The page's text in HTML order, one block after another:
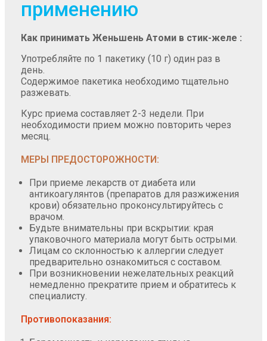
применению
Как принимать Женьшень Атоми в стик-желе :
Употребляйте по 1 пакетику (10 г) один раз в
день.
Содержимое пакетика необходимо тщательно
разжевать.
Курс приема составляет 2-3 недели. При
необходимости прием можно повторить через
месяц.
МЕРЫ ПРЕДОСТОРОЖНОСТИ:
При приеме лекарств от диабета или
антикоагулянтов (препаратов для разжижения
крови) обязательно проконсультируйтесь с
врачом.
Будьте внимательны при вскрытии: края
упаковочного материала могут быть острыми.
Лицам со склонностью к аллергии следует
предварительно ознакомиться с составом.
При возникновении нежелательных реакций
немедленно прекратите прием и обратитесь к
специалисту.
Противопоказания: